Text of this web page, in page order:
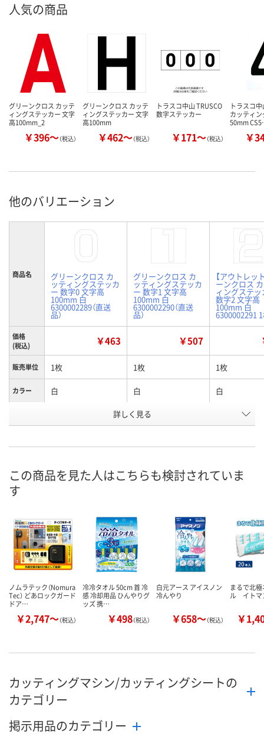
人気の商品
グリーンクロス カッテ
ィングステッカー 文字
高100mm_2
￥396～（税込）
グリーンクロス カッテ
ィングステッカー 文字
高100mm
￥462～（税込）
トラスコ中山 TRUSCO
数字ステッカー
￥171～（税込）
トラスコ
カッティ
50mm
￥
他のバリエーション
商品名 グリーンクロス カ
ッティングステッカ
ー 数字0 文字高
100mm 白
6300002289（直送
品）
グリーンクロス カ
ッティングステッカ
ー 数字1 文字高
100mm 白
6300002290（直送
品）
【アウトレッ
ーンクロス
ィングステッ
数字2 文字高
100mm 白
6300002291
価格
(税込)
￥463 ￥507
販売単位 1枚 1枚 1枚
カラー 白 白 白
数字1
号
お届け日
数量
カゴへ
数量
カゴへ カ
詳しく見る
この商品を見た人はこちらも検討されていま
す
ノムラテック（Nomura
Tec） どあロックガード
ドア…
￥2,747～（税込）
冷冷タオル 50cm 首 冷
感 冷却用品 ひんやりグ
ッズ 携…
￥498（税込）
白元アース アイスノン
冷んやり
￥658～（税込）
まるで北
ル イトマ
￥
カッティングマシン/カッティングシートの
カテゴリー
掲示用品のカテゴリー